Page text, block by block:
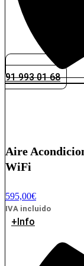
91 993 01 68
Aire
WiFi
595,00€
IVA incluido
+Info